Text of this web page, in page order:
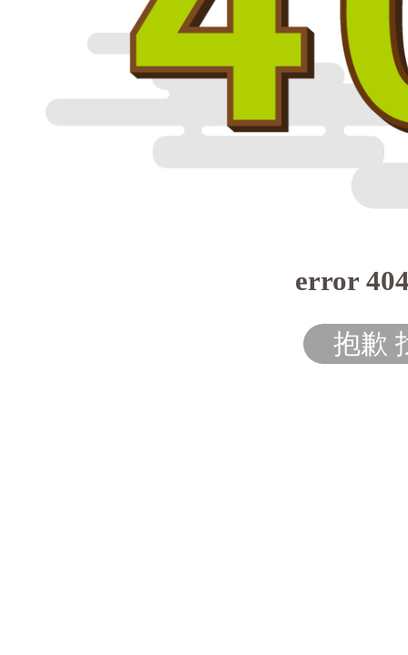
error
抱歉